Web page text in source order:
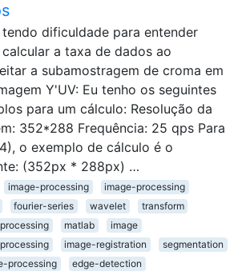
tendo dificuldade para entender
a taxa de dados ao
a subamostragem de croma em
Y'UV: Eu tenho os seguintes
para um cálculo: Resolução da
352*288 Frequência: 25 qps Para
o exemplo de cálculo é o
(352px * 288px) …
image-processing
image-processing
fourier-series wavelet
transform
matlab
image
image-registration
segmentation
processing
edge-detection